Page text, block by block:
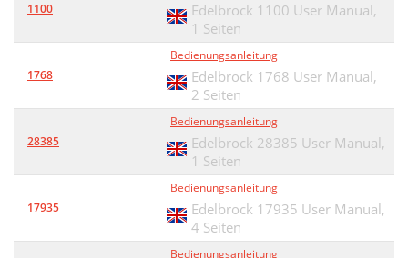
1100
Edelbrock 1100 User Manual,
1 Seiten
1768
Bedienungsanleitung
Edelbrock 1768 User Manual,
2 Seiten
28385
Bedienungsanleitung
Edelbrock 28385 User Manual,
1 Seiten
17935
Bedienungsanleitung
Edelbrock 17935 User Manual,
4 Seiten
Bedienungsanleitung